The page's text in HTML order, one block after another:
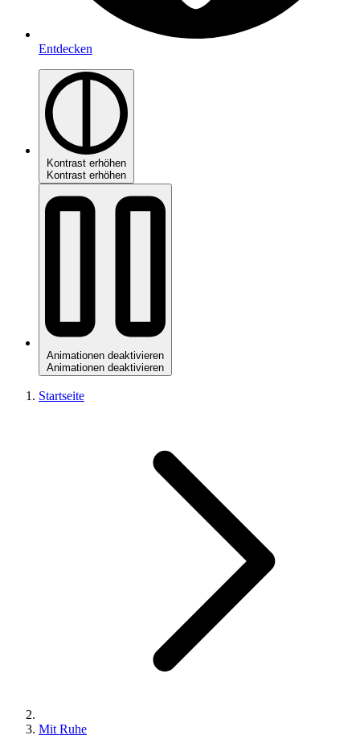
Entdecken
Kontrast erhöhen
Kontrast erhöhen
Animationen deaktivieren
Animationen deaktivieren
Startseite
Mit Ruhe